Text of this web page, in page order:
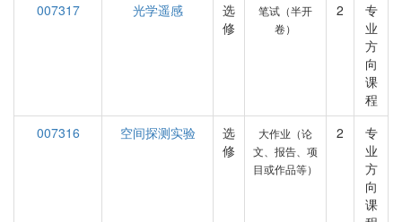
007317
光学遥感
选
修
笔试（半开
卷）
2
专
业
方
向
课
程
007316
空间探测实验
选
修
大作业（论
文、报告、项
目或作品等）
2
专
业
方
向
课